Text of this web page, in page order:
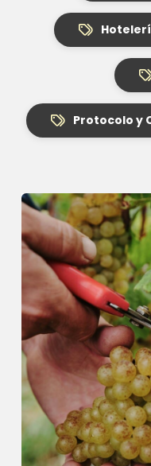
Protocolo y